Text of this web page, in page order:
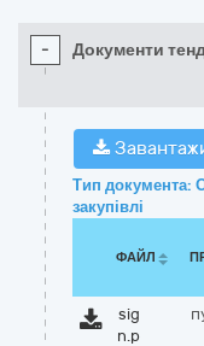
- Документи
Тип документа:
закупівлі
ФАЙЛ
sig
n.p